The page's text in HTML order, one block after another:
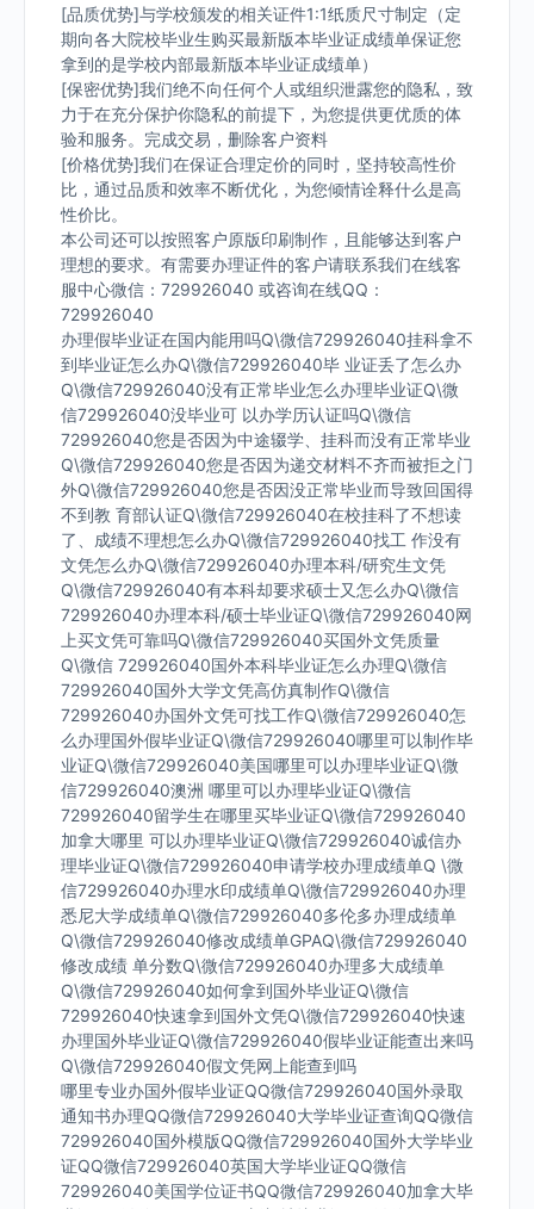
[品质优势]与学校颁发的相关证件1:1纸质尺寸制定（定
期向各大院校毕业生购买最新版本毕业证成绩单保证您
拿到的是学校内部最新版本毕业证成绩单）
[保密优势]我们绝不向任何个人或组织泄露您的隐私，致
力于在充分保护你隐私的前提下，为您提供更优质的体
验和服务。完成交易，删除客户资料
[价格优势]我们在保证合理定价的同时，坚持较高性价
比，通过品质和效率不断优化，为您倾情诠释什么是高
性价比。
本公司还可以按照客户原版印刷制作，且能够达到客户
理想的要求。有需要办理证件的客户请联系我们在线客
服中心微信：729926040 或咨询在线QQ：
729926040
办理假毕业证在国内能用吗Q\微信729926040挂科拿不
到毕业证怎么办Q\微信729926040毕 业证丢了怎么办
Q\微信729926040没有正常毕业怎么办理毕业证Q\微
信729926040没毕业可 以办学历认证吗Q\微信
729926040您是否因为中途辍学、挂科而没有正常毕业
Q\微信729926040您是否因为递交材料不齐而被拒之门
外Q\微信729926040您是否因没正常毕业而导致回国得
不到教 育部认证Q\微信729926040在校挂科了不想读
了、成绩不理想怎么办Q\微信729926040找工 作没有
文凭怎么办Q\微信729926040办理本科/研究生文凭
Q\微信729926040有本科却要求硕士又怎么办Q\微信
729926040办理本科/硕士毕业证Q\微信729926040网
上买文凭可靠吗Q\微信729926040买国外文凭质量
Q\微信 729926040国外本科毕业证怎么办理Q\微信
729926040国外大学文凭高仿真制作Q\微信
729926040办国外文凭可找工作Q\微信729926040怎
么办理国外假毕业证Q\微信729926040哪里可以制作毕
业证Q\微信729926040美国哪里可以办理毕业证Q\微
信729926040澳洲 哪里可以办理毕业证Q\微信
729926040留学生在哪里买毕业证Q\微信729926040
加拿大哪里 可以办理毕业证Q\微信729926040诚信办
理毕业证Q\微信729926040申请学校办理成绩单Q \微
信729926040办理水印成绩单Q\微信729926040办理
悉尼大学成绩单Q\微信729926040多伦多办理成绩单
Q\微信729926040修改成绩单GPAQ\微信729926040
修改成绩 单分数Q\微信729926040办理多大成绩单
Q\微信729926040如何拿到国外毕业证Q\微信
729926040快速拿到国外文凭Q\微信729926040快速
办理国外毕业证Q\微信729926040假毕业证能查出来吗
Q\微信729926040假文凭网上能查到吗
哪里专业办国外假毕业证QQ微信729926040国外录取
通知书办理QQ微信729926040大学毕业证查询QQ微信
729926040国外模版QQ微信729926040国外大学毕业
证QQ微信729926040英国大学毕业证QQ微信
729926040美国学位证书QQ微信729926040加拿大毕